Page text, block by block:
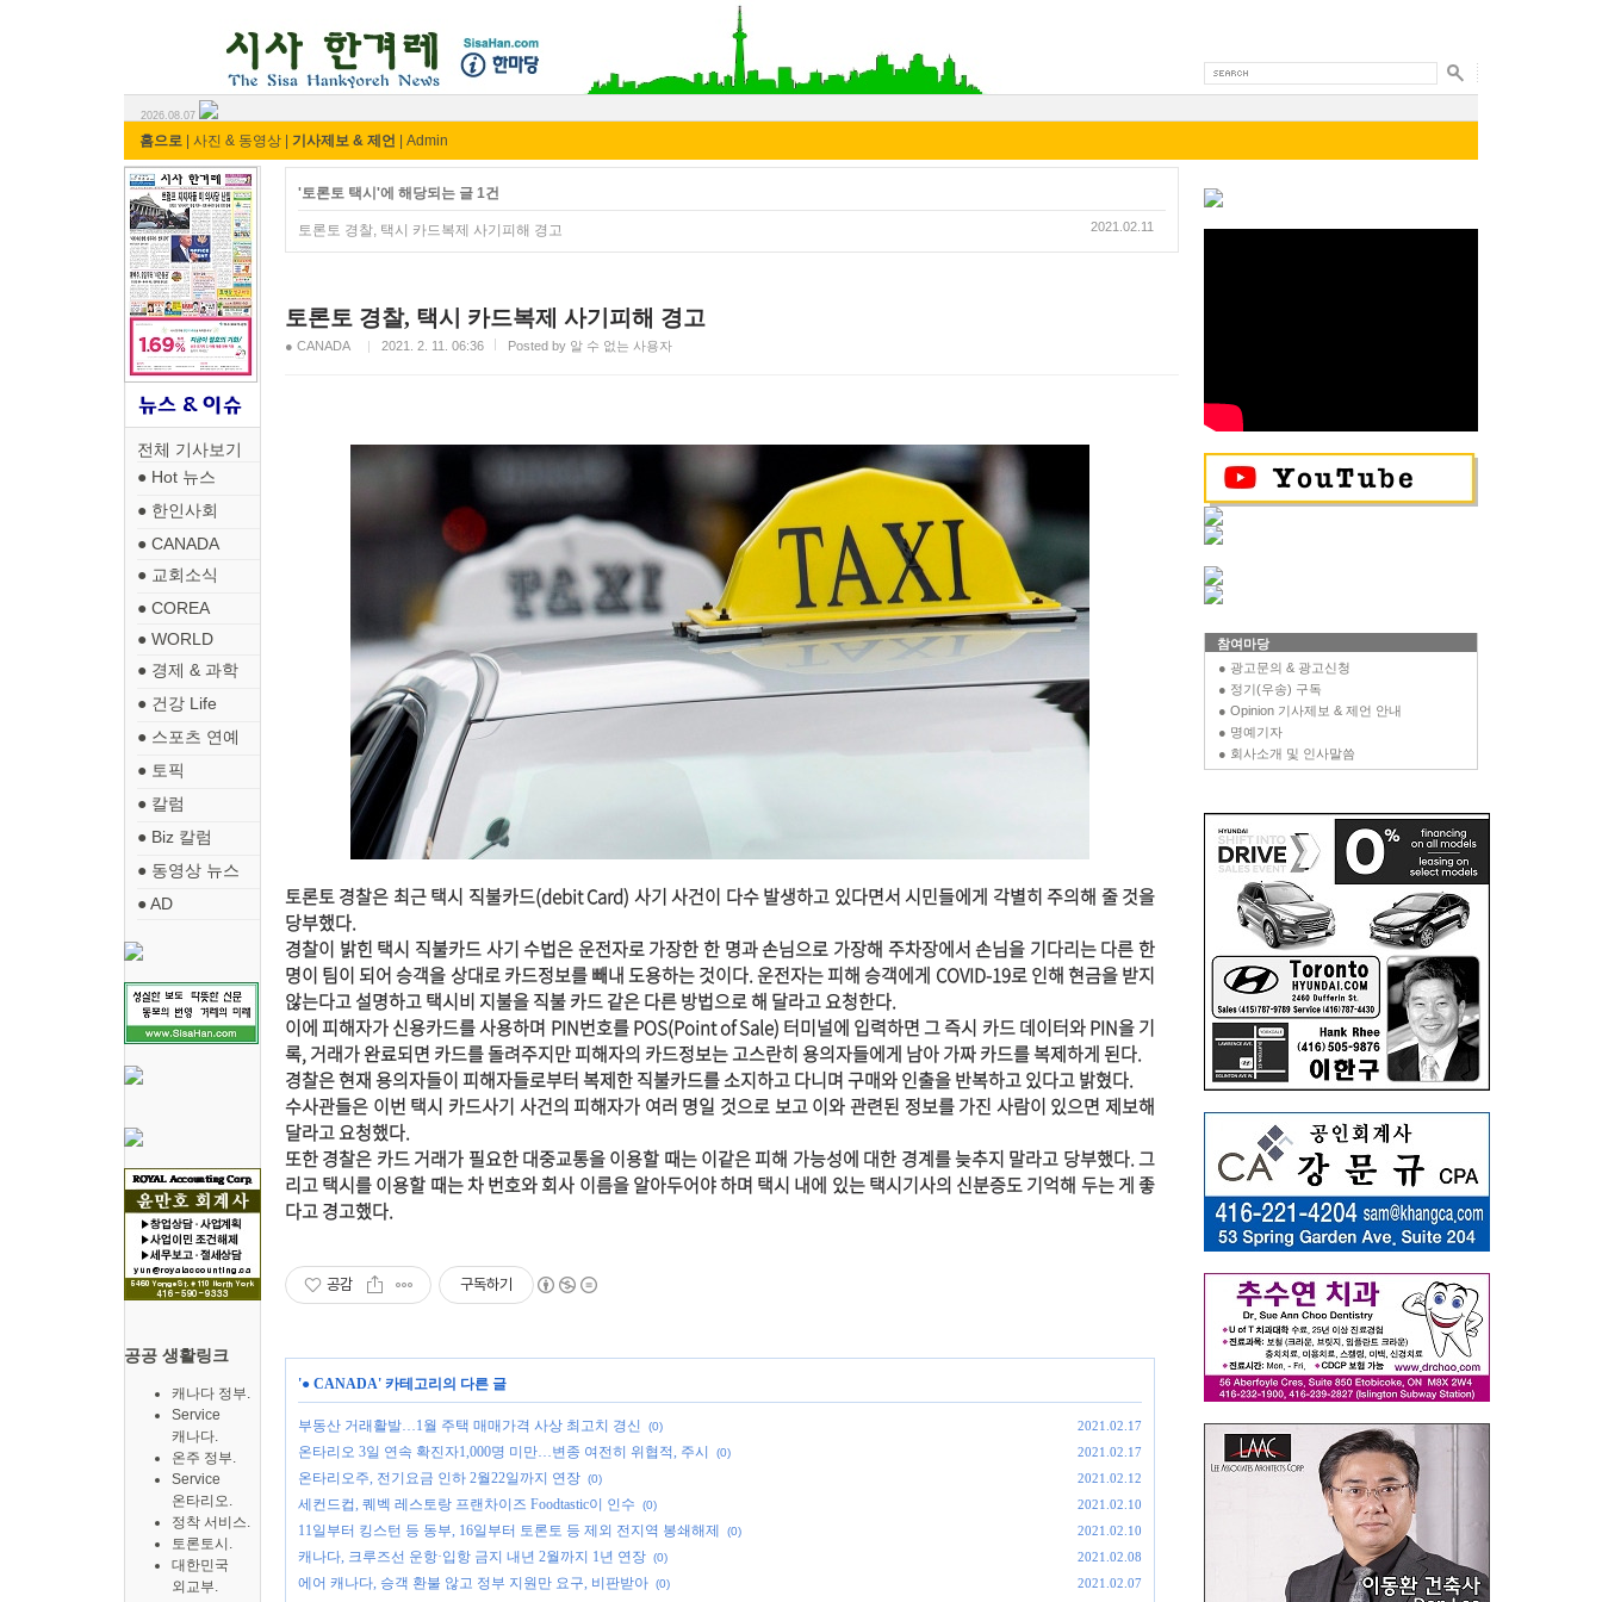
2026.08.07
홈으로 사진 & 동영상 기사제보 & 제언 Admin
전체 기사보기
● Hot 뉴스
● 한인사회
● CANADA
● 교회소식
● COREA
● WORLD
● 경제 & 과학
● 건강 Life
● 스포츠 연예
● 토픽
● 칼럼
● Biz 칼럼
● 동영상 뉴스
● AD
공공 생활링크
캐나다 정부.
Service
캐나다.
온주 정부.
Service
온타리오.
정착 서비스.
토론토시.
대한민국
외교부.
'토론토 택시'에 해당되는 글 1건
2021.02.11
토론토 경찰, 택시 카드복제 사기피해 경고
토론토 경찰, 택시 카드복제 사기피해 경고
● CANADA 2021. 2. 11. 06:36 Posted by 알 수 없는 사용자
토론토 경찰은 최근 택시 직불카드(debit Card) 사기 사건이 다수 발생하고 있다면서 시민들에게 각별히 주의해 줄 것을
당부했다.
경찰이 밝힌 택시 직불카드 사기 수법은 운전자로 가장한 한 명과 손님으로 가장해 주차장에서 손님을 기다리는 다른 한
명이 팀이 되어 승객을 상대로 카드정보를 빼내 도용하는 것이다. 운전자는 피해 승객에게 COVID-19로 인해 현금을 받지
않는다고 설명하고 택시비 지불을 직불 카드 같은 다른 방법으로 해 달라고 요청한다.
이에 피해자가 신용카드를 사용하며 PIN번호를 POS(Point of Sale) 터미널에 입력하면 그 즉시 카드 데이터와 PIN을 기
록, 거래가 완료되면 카드를 돌려주지만 피해자의 카드정보는 고스란히 용의자들에게 남아 가짜 카드를 복제하게 된다.
경찰은 현재 용의자들이 피해자들로부터 복제한 직불카드를 소지하고 다니며 구매와 인출을 반복하고 있다고 밝혔다.
수사관들은 이번 택시 카드사기 사건의 피해자가 여러 명일 것으로 보고 이와 관련된 정보를 가진 사람이 있으면 제보해
달라고 요청했다.
또한 경찰은 카드 거래가 필요한 대중교통을 이용할 때는 이같은 피해 가능성에 대한 경계를 늦추지 말라고 당부했다. 그
리고 택시를 이용할 때는 차 번호와 회사 이름을 알아두어야 하며 택시 내에 있는 택시기사의 신분증도 기억해 두는 게 좋
다고 경고했다.
공감 구독하기
'● CANADA' 카테고리의 다른 글
부동산 거래활발…1월 주택 매매가격 사상 최고치 경신 (0) 2021.02.17
온타리오 3일 연속 확진자1,000명 미만…변종 여전히 위협적, 주시 (0) 2021.02.17
온타리오주, 전기요금 인하 2월22일까지 연장 (0) 2021.02.12
세컨드컵, 퀘벡 레스토랑 프랜차이즈 Foodtastic이 인수 (0) 2021.02.10
11일부터 킹스턴 등 동부, 16일부터 토론토 등 제외 전지역 봉쇄해제 (0) 2021.02.10
캐나다, 크루즈선 운항·입항 금지 내년 2월까지 1년 연장 (0) 2021.02.08
에어 캐나다, 승객 환불 않고 정부 지원만 요구, 비판받아 (0) 2021.02.07
참여마당
● 광고문의 & 광고신청
● 정기(우송) 구독
● Opinion 기사제보 & 제언 안내
● 명예기자
● 회사소개 및 인사말씀